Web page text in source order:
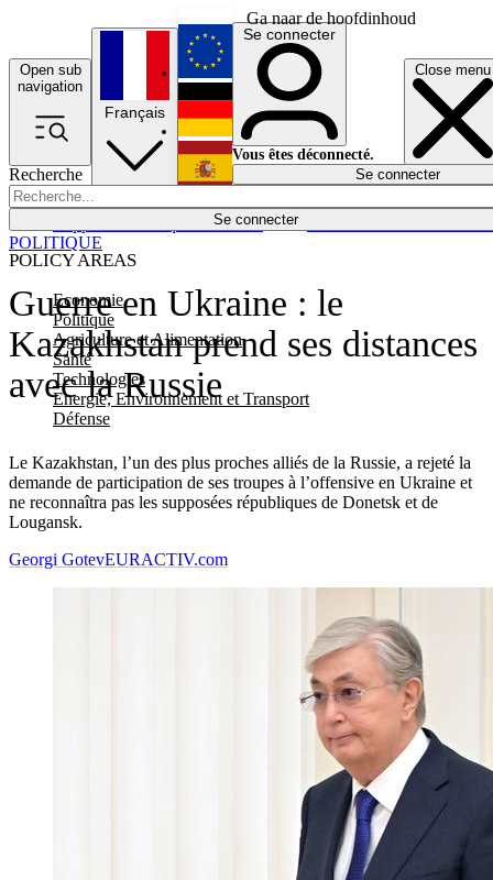
Ga naar de hoofdinhoud
Open sub
navigation
Close menu
Recherche
Se connecter
POLICY AREAS
Economie
Politique
Agriculture et Alimentation
Santé
Technologies
Energie, Environnement et Transport
Défense
Économie
Français
English
Deutsch
Español
Se connecter
Vous êtes déconnecté.
Se connecter
Guerre en Ukraine : le
Kazakhstan prend ses distances
avec la Russie
Le Kazakhstan, l’un des plus proches alliés de la Russie, a rejeté la
demande de participation de ses troupes à l’offensive en Ukraine et
ne reconnaîtra pas les supposées républiques de Donetsk et de
Lougansk.
POLITIQUE
Georgi GotevEURACTIV.com